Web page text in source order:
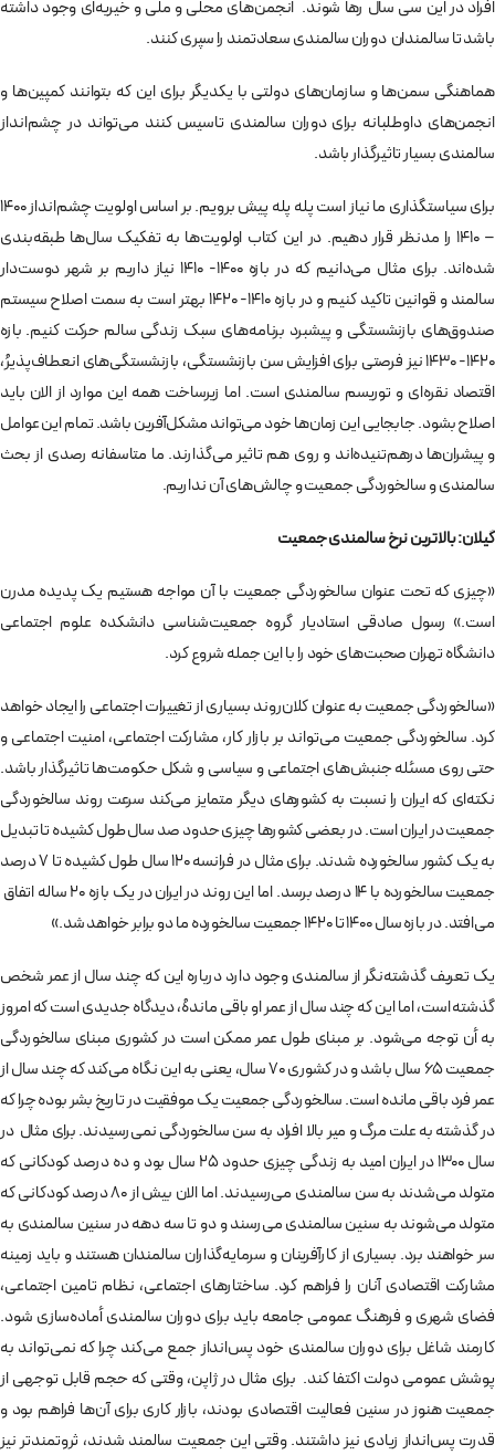
افراد در این سی سال رها شوند. انجمن‌های محلی و ملی و خیریه‌ای وجود داشته
باشد تا سالمندان دوران سالمندی سعادتمند را سپری کنند.
هماهنگی سمن‌ها و سازمان‌های دولتی با یکدیگر برای این که بتوانند کمپین‌ها و
انجمن‌های داوطلبانه برای دوران سالمندی تاسیس کنند ‌می‌تواند در چشم‌انداز
سالمندی بسیار تاثیرگذار باشد.
برای سیاستگذاری ما نیاز است پله پله پیش برویم. بر اساس اولویت چشم‌انداز ۱۴۰۰
– ۱۴۱۰ را مدنظر قرار دهیم. در این کتاب اولویت‌ها به تفکیک سال‌ها طبقه‌بندی
شده‌اند. برای مثال می‌دانیم که در بازه ۱۴۰۰- ۱۴۱۰ نیاز داریم بر شهر دوست‌دار
سالمند و قوانین تاکید کنیم و در بازه ۱۴۱۰- ۱۴۲۰ بهتر است به سمت اصلاح سیستم
صندوق‌های بازنشستگی و پیشبرد برنامه‌های سبک زندگی سالم حرکت کنیم. بازه
۱۴۲۰- ۱۴۳۰ نیز فرصتی برای افزایش سن بازنشستگی، بازنشستگی‌های انعطاف‌پذیرُ،
اقتصاد نقره‌ای و توریسم سالمندی است. اما زیرساخت‌ همه این موارد از الان باید
اصلاح بشود. جابجایی این زمان‌ها خود می‌تواند مشکل‌آفرین باشد. تمام این عوامل
و پیشران‌ها درهم‌تنیده‌اند و روی هم تاثیر می‌گذارند. ما متاسفانه رصدی از بحث
سالمندی و سالخوردگی جمعیت و چالش‌های آن نداریم.
گیلان: بالاترین نرخ سالمندی جمعیت
«چیزی که تحت عنوان سالخوردگی جمعیت با آن مواجه هستیم یک پدیده مدرن
است.» رسول صادقی استادیار گروه جمعیت‌شناسی دانشکده علوم اجتماعی
دانشگاه تهران صحبت‌های خود را با این جمله شروع کرد.
«سالخوردگی جمعیت به عنوان کلا‌‌ن‌روند بسیاری از تغییرات اجتماعی را ایجاد خواهد
کرد. سالخوردگی جمعیت می‌تواند بر بازار کار، مشارکت اجتماعی، امنیت اجتماعی و
حتی روی مسئله جنبش‌های اجتماعی و سیاسی و شکل حکومت‌ها تاثیرگذار باشد.
نکته‌ای که ایران را نسبت به کشورهای دیگر متمایز می‌کند سرعت روند سالخوردگی
جمعیت در ایران است. در بعضی کشورها چیزی حدود صد سال طول کشیده تا تبدیل
به یک کشور سالخورده شدند. برای مثال در فرانسه ۱۲۰ سال طول کشیده تا ۷ درصد
جمعیت سالخورده با ۱۴ درصد برسد. اما این روند در ایران در یک بازه ۲۰ ساله اتفاق
می‌افتد. در بازه سال ۱۴۰۰ تا ۱۴۲۰ جمعیت سالخورده ما دو برابر خواهد شد.»
یک تعریف گذشته‌نگر از سالمندی وجود دارد درباره این که چند سال از عمر شخص
گذشته است، اما این که چند سال از عمر او باقی ماندهُ، دیدگاه جدیدی است که امروز
به أن توجه می‌شود. بر مبنای طول عمر ممکن است در کشوری مبنای سالخوردگی
جمعیت ۶۵ سال باشد و در کشوری ۷۰ سال، یعنی به این نگاه می‌کند که چند سال از
عمر فرد باقی مانده است. سالخوردگی جمعیت یک موفقیت در تاریخ بشر بوده چرا که
در گذشته به علت مرگ و میر بالا افراد به سن سالخوردگی نمی‌رسیدند. برای مثال در
سال ۱۳۰۰ در ایران امید به زندگی چیزی حدود ۲۵ سال بود و ده درصد کودکانی که
متولد می‌شدند به سن سالمندی می‌رسیدند. اما الان بیش از ۸۰ درصد کودکانی که
متولد می‌شوند به سنین سالمندی می‌رسند و دو تا سه دهه در سنین سالمندی به
سر خواهند برد. بسیاری از کارآفرینان و سرمایه‌گذاران سالمندان هستند و باید زمینه
مشارکت اقتصادی آنان را فراهم کرد. ساختارهای اجتماعی، نظام تامین اجتماعی،
فضای شهری و فرهنگ عمومی جامعه باید برای دوران سالمندی أماده‌سازی شود.
کارمند شاغل برای دوران سالمندی خود پس‌انداز جمع می‌کند چرا که نمی‌تواند به
پوشش عمومی دولت اکتفا کند. برای مثال در ژاپن، وقتی که حجم قابل توجهی از
جمعیت هنوز در سنین فعالیت اقتصادی بودند، بازار کاری برای آن‌ها فراهم بود و
قدرت پس‌انداز زیادی نیز داشتند. وقتی این جمعیت سالمند شدند، ثروتمندتر نیز